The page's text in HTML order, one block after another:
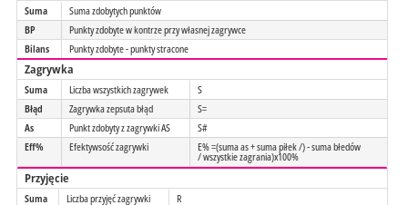
Suma
Suma zdobytych punktów
BP
Punkty zdobyte w kontrze przy własnej zagrywce
Bilans
Punkty zdobyte - punkty stracone
Zagrywka
Suma Liczba wszystkich zagrywek
S
Błąd
Zagrywka zepsuta błąd
S=
As
Punkt zdobyty z zagrywki AS
S#
Eff%
Efektywsość zagrywki E% =(suma as + suma piłek /) - suma błedów
/ wszystkie zagrania)x100%
Przyjęcie
Suma Liczba przyjęć zagrywki R